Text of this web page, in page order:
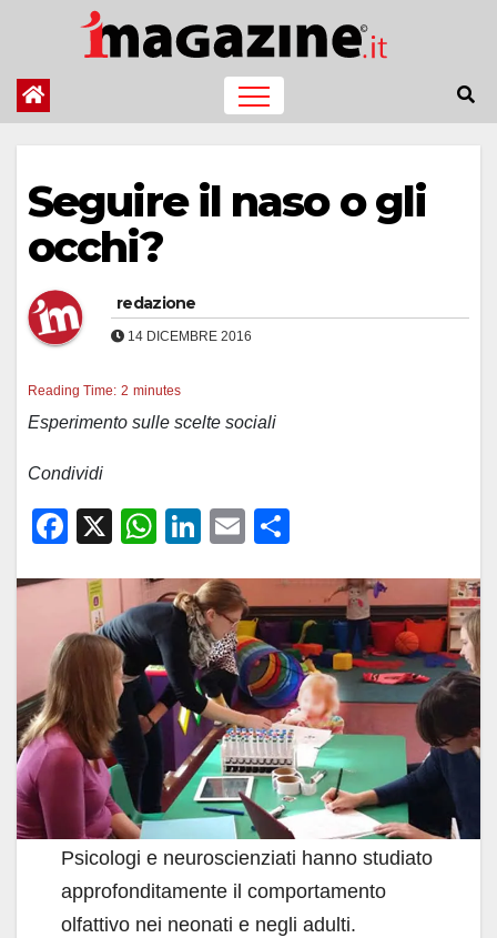
contenuto
Seguire il naso o gli
occhi?
redazione
14 DICEMBRE 2016
Reading Time: 2 minutes
Esperimento sulle scelte sociali
Condividi
F
e
b
o
o
k
X
W
at
s
A
p
p
Li
k
e
dI
n
E
ail n
di
vi
di
Psicologi e neuroscienziati hanno studiato
approfonditamente il comportamento
olfattivo nei neonati e negli adulti.